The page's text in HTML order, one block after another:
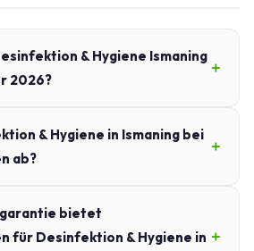
& Hygiene Ismaning
2026?
& Hygiene in Ismaning bei
ab?
bietet
für Desinfektion & Hygiene in